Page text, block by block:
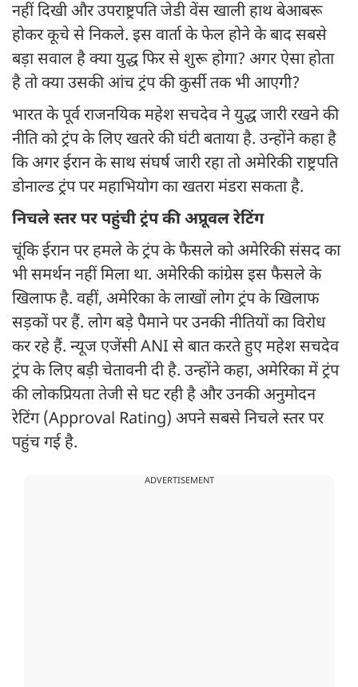
नहीं दिखी और उपराष्ट्रपति जेडी वेंस खाली हाथ बेआबरू
होकर कूचे से निकले. इस वार्ता के फेल होने के बाद सबसे
बड़ा सवाल है क्या युद्ध फिर से शुरू होगा? अगर ऐसा होता
है तो क्या उसकी आंच ट्रंप की कुर्सी तक भी आएगी?
भारत के पूर्व राजनयिक महेश सचदेव ने युद्ध जारी रखने की
नीति को ट्रंप के लिए खतरे की घंटी बताया है. उन्होंने कहा है
कि अगर ईरान के साथ संघर्ष जारी रहा तो अमेरिकी राष्ट्रपति
डोनाल्ड ट्रंप पर महाभियोग का खतरा मंडरा सकता है.
निचले स्तर पर पहुंची ट्रंप की अप्रूवल रेटिंग
चूंकि ईरान पर हमले के ट्रंप के फैसले को अमेरिकी संसद का
भी समर्थन नहीं मिला था. अमेरिकी कांग्रेस इस फैसले के
खिलाफ है. वहीं, अमेरिका के लाखों लोग ट्रंप के खिलाफ
सड़कों पर हैं. लोग बड़े पैमाने पर उनकी नीतियों का विरोध
कर रहे हैं. न्यूज एजेंसी ANI से बात करते हुए महेश सचदेव
ट्रंप के लिए बड़ी चेतावनी दी है. उन्होंने कहा, अमेरिका में ट्रंप
की लोकप्रियता तेजी से घट रही है और उनकी अनुमोदन
रेटिंग (Approval Rating) अपने सबसे निचले स्तर पर
पहुंच गई है.
ADVERTISEMENT